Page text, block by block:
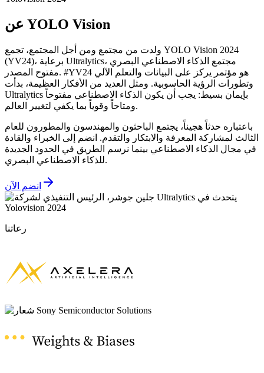
عن YOLO Vision
ولدت من مجتمع ومن أجل المجتمع، تجمع YOLO Vision 2024
(YV24)، برعاية Ultralytics، مجتمع الذكاء الاصطناعي البصري
مفتوح المصدر. #YV24 هو مؤتمر يركز على البيانات والتعلم الآلي
وتطورات الرؤية الحاسوبية. ومثل العديد من الأفكار العظيمة، بدأت
Ultralytics بإيمان بسيط: يجب أن يكون الذكاء الاصطناعي مفتوحاً
ومتاحاً وقوياً بما يكفي لتغيير العالم.
باعتباره حدثاً هجيناً، يجتمع الباحثون والمهندسون والمطورون للعام
الثالث لمشاركة المعرفة والابتكار والتقدم. انضم إلى الخبراء والقادة
في مجال الذكاء الاصطناعي بينما نرسم الطريق في الحدود الجديدة
للذكاء الاصطناعي البصري.
انضم الآن
رعاتنا